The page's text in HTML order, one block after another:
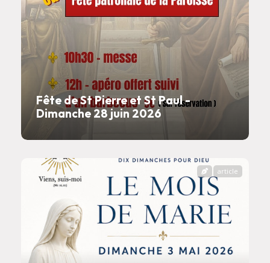
Fête de St Pierre et St Paul -
Dimanche 28 juin 2026
article